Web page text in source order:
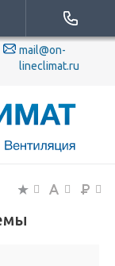
mail@on-
lineclimat.ru